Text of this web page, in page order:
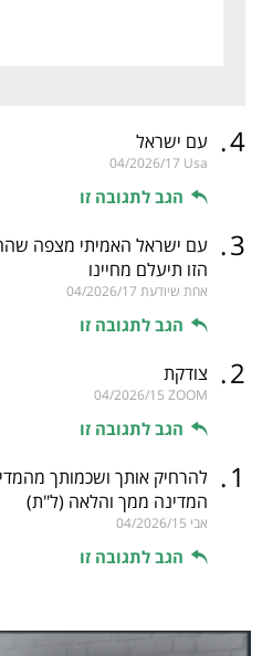
4
. עם ישראל
Usa
04/2026/17
הגב לתגובה זו
3
. עם ישראל האמיתי מצפה
הזו תיעלם מחיינו
אחת שיודעת 04/2026/17
הגב לתגובה זו
2
. צודקת
ZOOM
04/2026/15
הגב לתגובה זו
1
. להרחיק אותך ושכמותך
המדינה ממך והלאה (ל"ת)
אבי 04/2026/15
הגב לתגובה זו